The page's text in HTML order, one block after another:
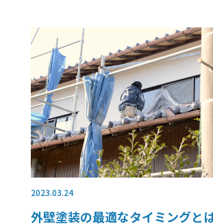
2023.03.24
外壁塗装の最適なタイミングと